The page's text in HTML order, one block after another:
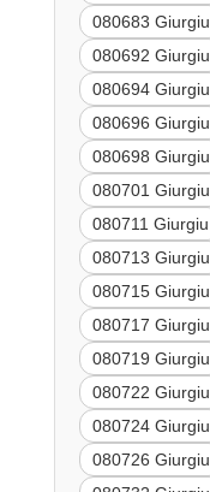
080683 Giurgiu
080692 Giurgiu
080694 Giurgiu
080696 Giurgiu
080698 Giurgiu
080701 Giurgiu
080711 Giurgiu
080713 Giurgiu
080715 Giurgiu
080717 Giurgiu
080719 Giurgiu
080722 Giurgiu
080724 Giurgiu
080726 Giurgiu